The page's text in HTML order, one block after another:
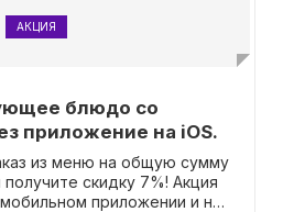
АКЦИЯ
блюдо со
приложение на iOS.
из меню на общую сумму
скидку 7%! Акция
приложении и не